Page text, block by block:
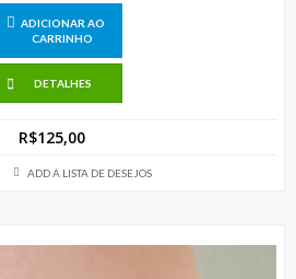
ADICIONAR AO
CARRINHO
DETALHES
R$125,00
ADD A LISTA DE DESEJOS